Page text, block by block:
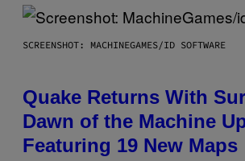
SCREENSHOT: MACHINEGAMES/ID SOFTWARE
Quake Returns With
Dawn of the Machine
Featuring 19 New Maps